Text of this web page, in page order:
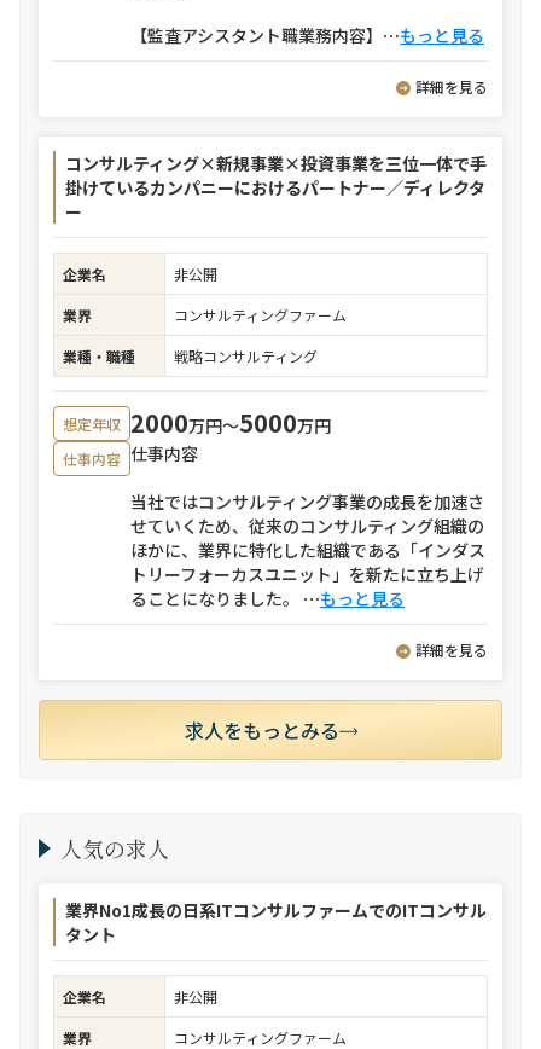
【監査アシスタント職業務内容】 ⋯もっと見る
詳細を見る
コンサルティング×新規事業×投資事業を三位一体で手
掛けているカンパニーにおけるパートナー／ディレクタ
ー
企業名
非公開
業界
コンサルティングファーム
業種・職種
戦略コンサルティング
想定年収 2000万円〜5000万円
仕事内容 仕事内容
当社ではコンサルティング事業の成長を加速さ
せていくため、従来のコンサルティング組織の
ほかに、業界に特化した組織である「インダス
トリーフォーカスユニット」を新たに立ち上げ
ることになりました。 ⋯もっと見る
詳細を見る
求人をもっとみる
人気の求人
業界No1成長の日系ITコンサルファームでのITコンサル
タント
企業名
非公開
業界
コンサルティングファーム